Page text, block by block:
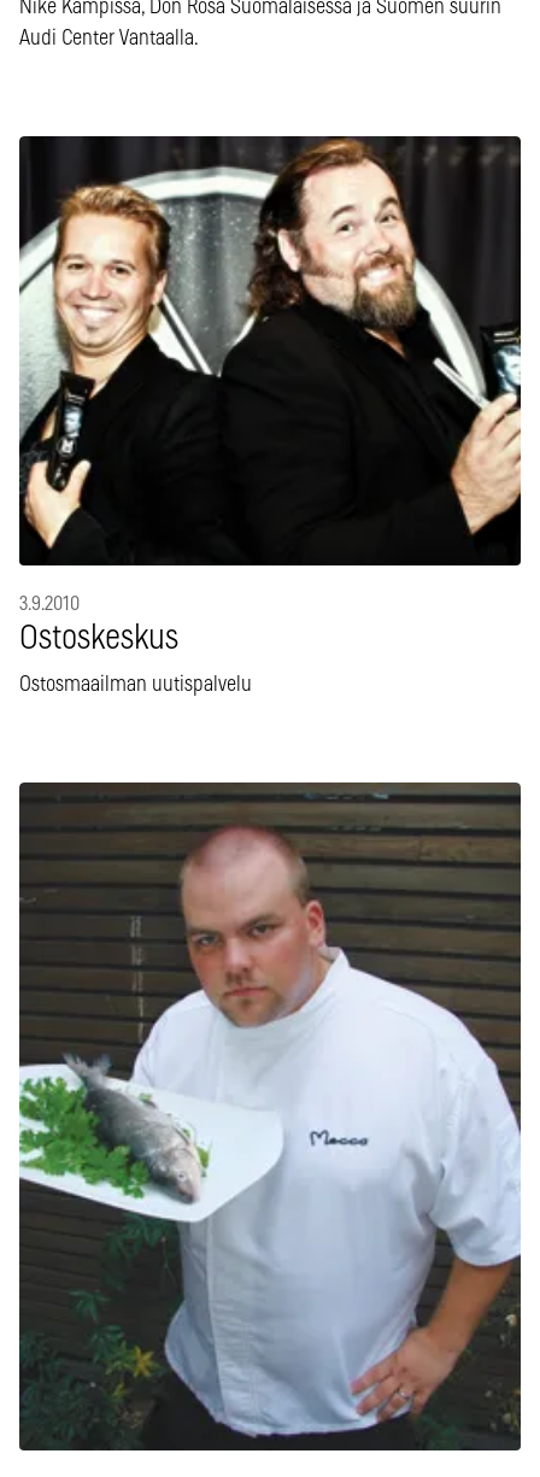
Nike Kampissa, Don Rosa Suomalaisessa ja Suomen suurin
Audi Center Vantaalla.
3.9.2010
Ostoskeskus
Ostosmaailman uutispalvelu